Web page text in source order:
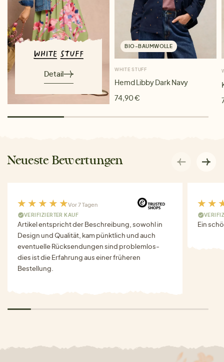
Detail
BIO-BAUMWOLLE
WHITE STUFF
Hemd Libby Dark Navy
74,90 €
Neueste Bewertungen
Vor 7 Tagen
VERIFIZIERTER KAUF
Artikel entspricht der Beschreibung, sowohl in
Design und Qualität, kam pünktlich und auch
eventuelle Rücksendungen sind problemlos-
dies ist die Erfahrung aus einer früheren
Bestellung.
Ein